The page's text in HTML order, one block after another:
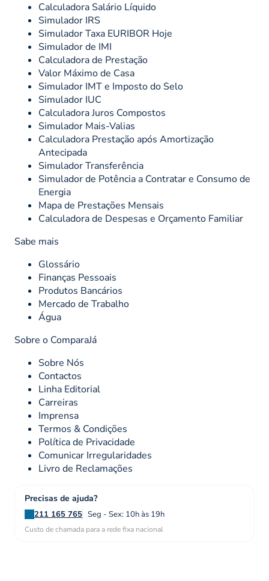
Calculadora Salário Líquido
Simulador IRS
Simulador Taxa EURIBOR Hoje
Simulador de IMI
Calculadora de Prestação
Valor Máximo de Casa
Simulador IMT e Imposto do Selo
Simulador IUC
Calculadora Juros Compostos
Simulador Mais-Valias
Calculadora Prestação após Amortização
Antecipada
Simulador Transferência
Simulador de Potência a Contratar e Consumo de
Energia
Mapa de Prestações Mensais
Calculadora de Despesas e Orçamento Familiar
Sabe mais
Glossário
Finanças Pessoais
Produtos Bancários
Mercado de Trabalho
Água
Sobre o ComparaJá
Sobre Nós
Contactos
Linha Editorial
Carreiras
Imprensa
Termos & Condições
Política de Privacidade
Comunicar Irregularidades
Livro de Reclamações
Precisas de ajuda?
211 165 765 Seg - Sex: 10h às 19h
Custo de chamada para a rede fixa nacional